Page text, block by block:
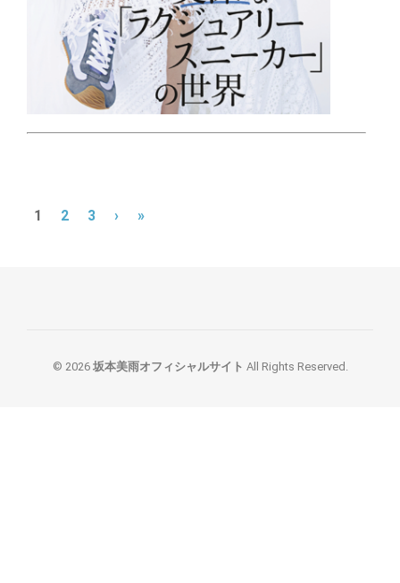
1 2 3 › »
© 2026 坂本美雨オフィシャルサイト All Rights Reserved.